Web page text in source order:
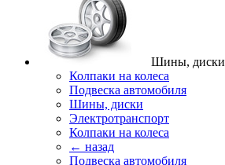
Шины, диски
Колпаки на колеса
Подвеска автомобиля
Шины, диски
Электротранспорт
Колпаки на колеса
← назад
Подвеска автомобиля